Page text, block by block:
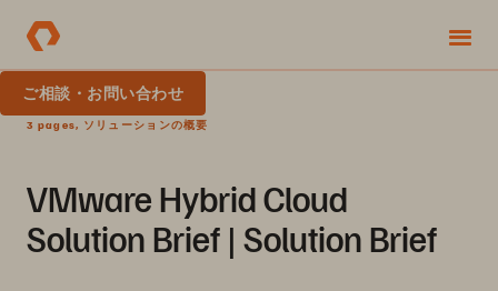
ご相談・お問い合わせ
3 pages, ソリューションの概要
VMware Hybrid Cloud
Solution Brief | Solution Brief